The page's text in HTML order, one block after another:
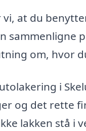
at du
sammenligne
om, hvor
i
og det rette
lakken stå i